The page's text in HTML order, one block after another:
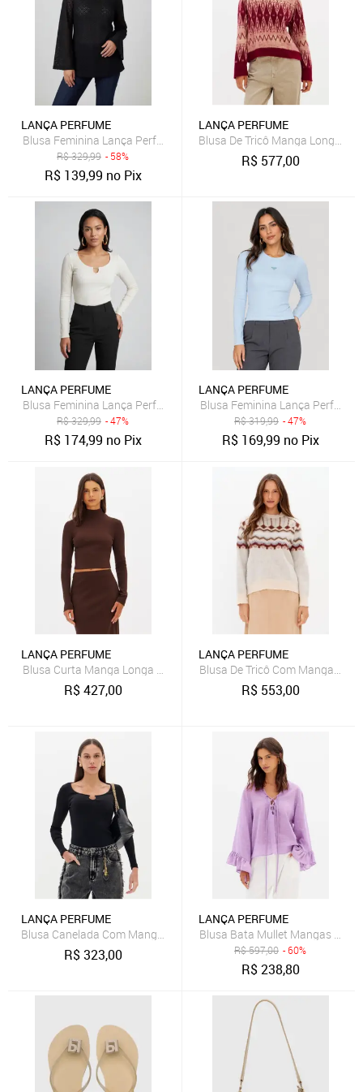
LANÇA PERFUME
Blusa Feminina Lança Perfume Manga Longa Decote Redondo
R$329,99 - 58%
R$ 139,99 no Pix
LANÇA PERFUME
Blusa De Tricô Manga Longa
R$ 577,00
LANÇA PERFUME
Blusa Feminina Lança Perfume Manga Longa Viscose Bege
R$329,99 - 47%
R$ 174,99 no Pix
LANÇA PERFUME
Blusa Feminina Lança Perfume
R$319,99 - 47%
R$ 169,99 no Pix
LANÇA PERFUME
Blusa Curta Manga Longa Malha Pesada Lança Perfume
R$427,00
LANÇA PERFUME
Blusa De Tricô Com Mangas
R$ 553,00
LANÇA PERFUME
Blusa Canelada Com Manga Longa Lança Perfume
R$323,00
LANÇA PERFUME
Blusa Bata Mullet Mangas
R$597,00 - 60%
R$238,80